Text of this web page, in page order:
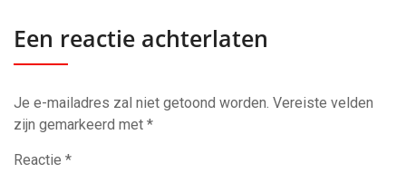
Een reactie achterlaten
Je e-mailadres zal niet getoond worden. Vereiste velden
zijn gemarkeerd met *
Reactie *